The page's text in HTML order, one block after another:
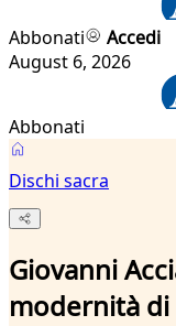
Abbonati
Accedi
August 6, 2026
Abbonati
Dischi sacra
Giovanni
modernità di